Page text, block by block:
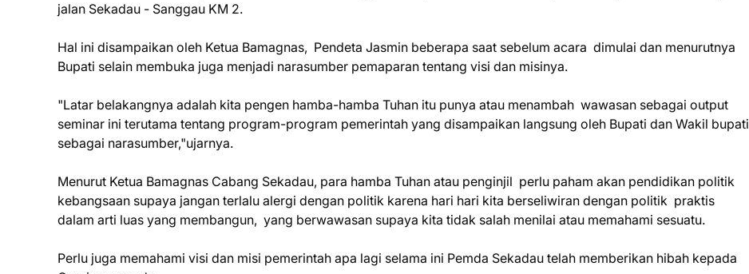
jalan Sekadau - Sanggau KM 2.
Hal ini disampaikan oleh Ketua Bamagnas, Pendeta Jasmin beberapa saat sebelum acara dimulai dan menurutnya
Bupati selain membuka juga menjadi narasumber pemaparan tentang visi dan misinya.
"Latar belakangnya adalah kita pengen hamba-hamba Tuhan itu punya atau menambah wawasan sebagai output
seminar ini terutama tentang program-program pemerintah yang disampaikan langsung oleh Bupati dan Wakil bupati
sebagai narasumber,"ujarnya.
Menurut Ketua Bamagnas Cabang Sekadau, para hamba Tuhan atau penginjil perlu paham akan pendidikan politik
kebangsaan supaya jangan terlalu alergi dengan politik karena hari hari kita berseliwiran dengan politik praktis
dalam arti luas yang membangun, yang berwawasan supaya kita tidak salah menilai atau memahami sesuatu.
Perlu juga memahami visi dan misi pemerintah apa lagi selama ini Pemda Sekadau telah memberikan hibah kepada